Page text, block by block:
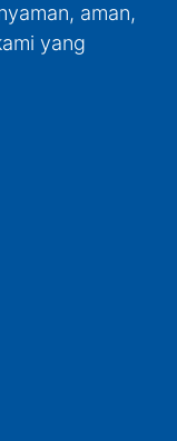
aman,
yang